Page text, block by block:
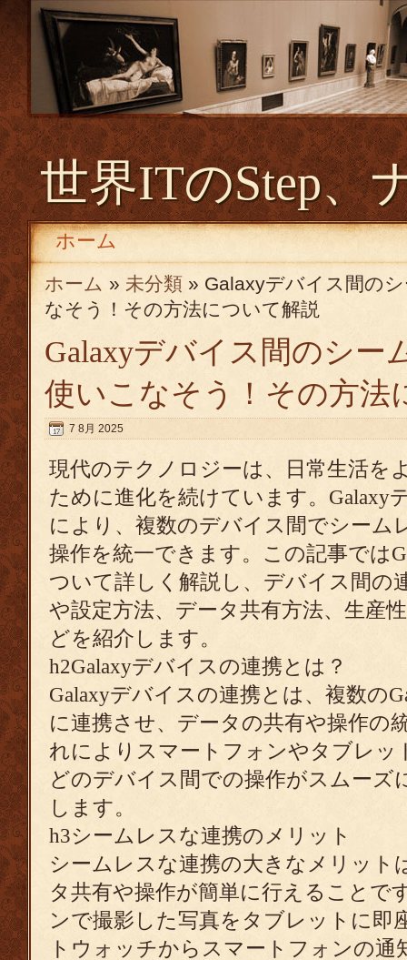
世界ITのStep、
ホーム
ホーム » 未分類 » Galaxyデバイス間の
なそう！その方法について解説
Galaxyデバイス間のシー
使いこなそう！その方法
7 8月 2025
現代のテクノロジーは、日常生活を
ために進化を続けています。Galaxy
により、複数のデバイス間でシーム
操作を統一できます。この記事では
ついて詳しく解説し、デバイス間の
や設定方法、データ共有方法、生産
どを紹介します。
h2Galaxyデバイスの連携とは？
Galaxyデバイスの連携とは、複数の
に連携させ、データの共有や操作の
れによりスマートフォンやタブレッ
どのデバイス間での操作がスムーズ
します。
h3シームレスな連携のメリット
シームレスな連携の大きなメリット
タ共有や操作が簡単に行えることで
ンで撮影した写真をタブレットに即
トウォッチからスマートフォンの通